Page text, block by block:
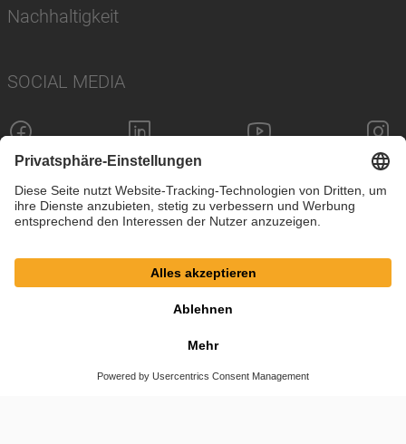
Nachhaltigkeit
SOCIAL MEDIA
© SAF-HOLLAND SE
Datenschutz
Cookie-Einstellungen
AGB